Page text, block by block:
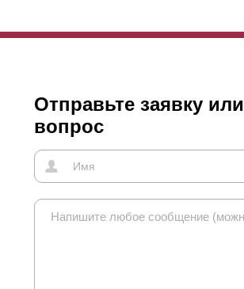
Отправьте заявку или
вопрос